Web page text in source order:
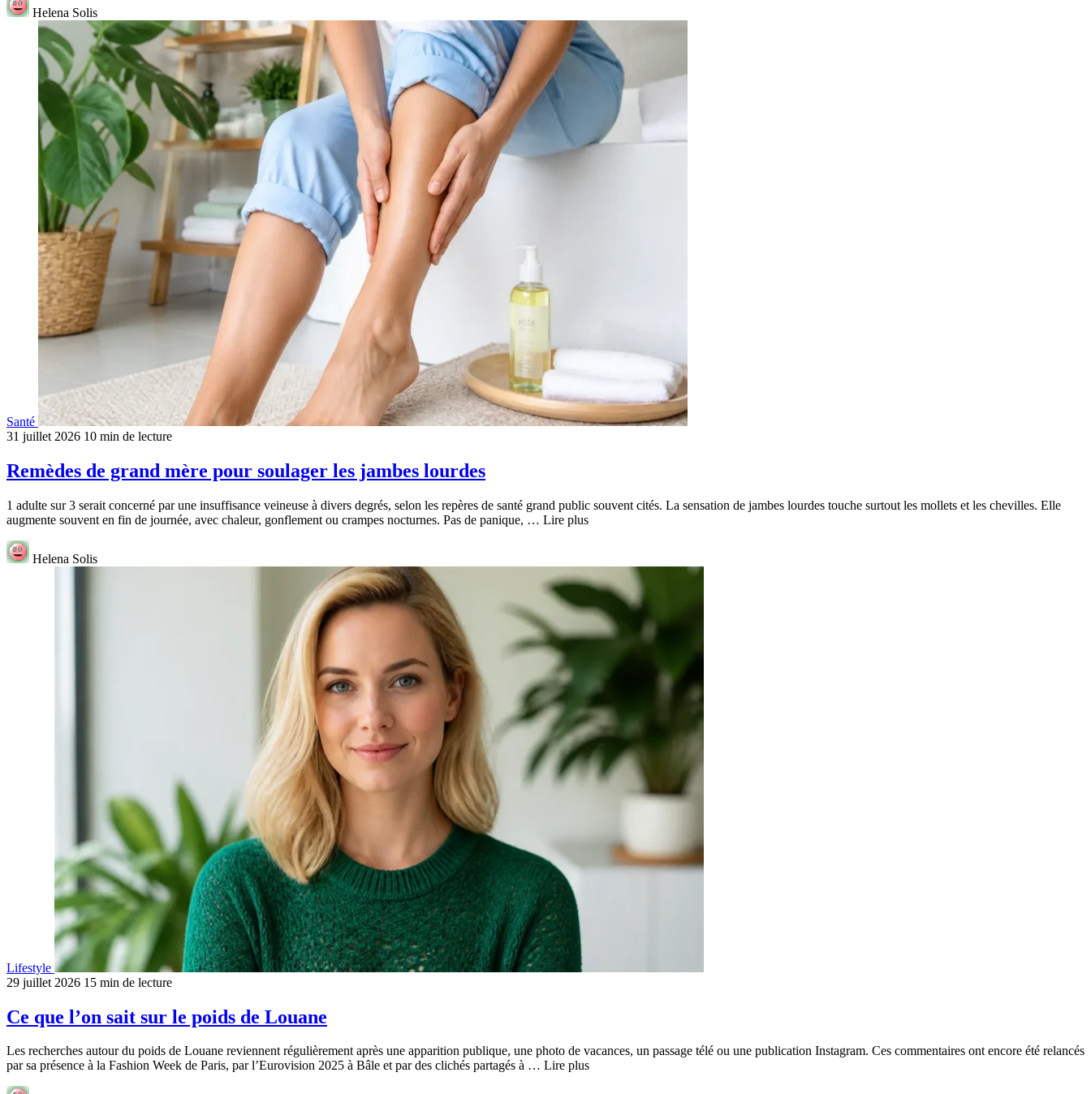
Helena Solis
Santé
31 juillet 2026 10 min de lecture
Remèdes de grand mère pour soulager les jambes lourdes
1 adulte sur 3 serait concerné par une insuffisance veineuse à divers degrés, selon les repères de santé grand public souvent cités. La sensation de jambes lourdes touche surtout les mollets et les chevilles. Elle
augmente souvent en fin de journée, avec chaleur, gonflement ou crampes nocturnes. Pas de panique, … Lire plus
Helena Solis
Lifestyle
29 juillet 2026 15 min de lecture
Ce que l’on sait sur le poids de Louane
Les recherches autour du poids de Louane reviennent régulièrement après une apparition publique, une photo de vacances, un passage télé ou une publication Instagram. Ces commentaires ont encore été relancés
par sa présence à la Fashion Week de Paris, par l’Eurovision 2025 à Bâle et par des clichés partagés à … Lire plus